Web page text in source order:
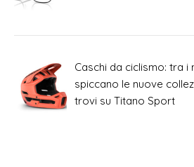
Caschi da ciclismo: tra i
spiccano le nuove
trovi su Titano Sport